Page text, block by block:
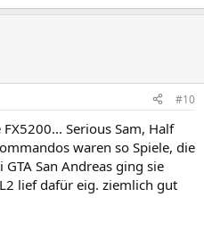
#10
Serious Sam, Half
waren so Spiele, die
San Andreas ging sie
lief dafür eig. ziemlich gut